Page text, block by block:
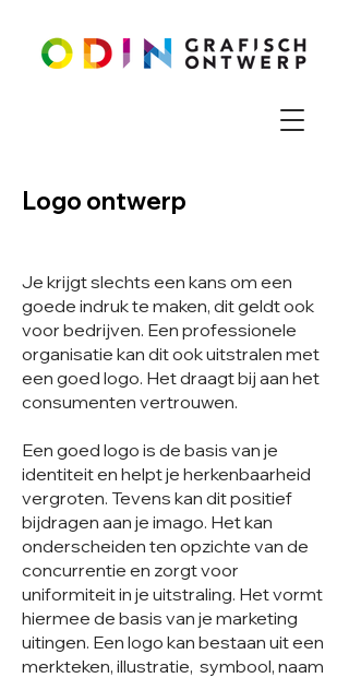
Logo ontwerp
Je krijgt slechts een kans om een
goede indruk te maken, dit geldt ook
voor bedrijven. Een professionele
organisatie kan dit ook uitstralen met
een goed logo. Het draagt bij aan het
consumenten vertrouwen.
Een goed logo is de basis van je
identiteit en helpt je herkenbaarheid
vergroten. Tevens kan dit positief
bijdragen aan je imago. Het kan
onderscheiden ten opzichte van de
concurrentie en zorgt voor
uniformiteit in je uitstraling. Het vormt
hiermee de basis van je marketing
uitingen. Een logo kan bestaan uit een
merkteken, illustratie, symbool, naam